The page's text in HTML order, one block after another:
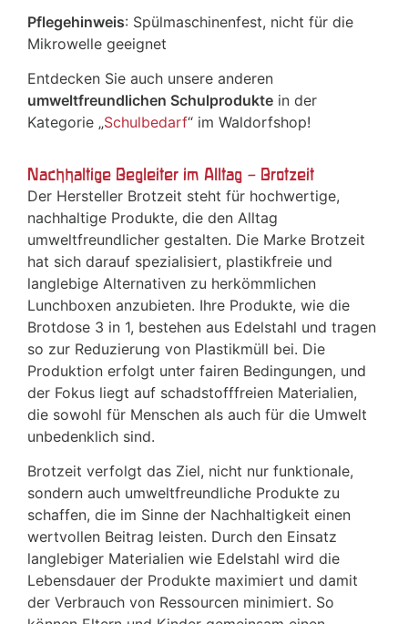
Pflegehinweis: Spülmaschinenfest, nicht für die
Mikrowelle geeignet
Entdecken Sie auch unsere anderen
umweltfreundlichen Schulprodukte in der
Kategorie „Schulbedarf“ im Waldorfshop!
Nachhaltige Begleiter im Alltag – Brotzeit
Der Hersteller Brotzeit steht für hochwertige,
nachhaltige Produkte, die den Alltag
umweltfreundlicher gestalten. Die Marke Brotzeit
hat sich darauf spezialisiert, plastikfreie und
langlebige Alternativen zu herkömmlichen
Lunchboxen anzubieten. Ihre Produkte, wie die
Brotdose 3 in 1, bestehen aus Edelstahl und tragen
so zur Reduzierung von Plastikmüll bei. Die
Produktion erfolgt unter fairen Bedingungen, und
der Fokus liegt auf schadstofffreien Materialien,
die sowohl für Menschen als auch für die Umwelt
unbedenklich sind.
Brotzeit verfolgt das Ziel, nicht nur funktionale,
sondern auch umweltfreundliche Produkte zu
schaffen, die im Sinne der Nachhaltigkeit einen
wertvollen Beitrag leisten. Durch den Einsatz
langlebiger Materialien wie Edelstahl wird die
Lebensdauer der Produkte maximiert und damit
der Verbrauch von Ressourcen minimiert. So